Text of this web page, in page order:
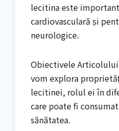
lecitina este
cardiovasculară și
neurologice.
Obiectivele
vom explora
lecitinei, rolul ei în
care poate fi
sănătatea.